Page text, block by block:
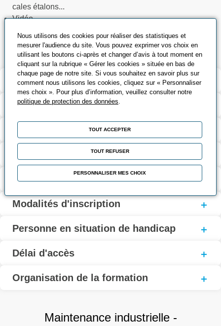
cales étalons...
Vidéo
technique
Validation et certification
Contenu de la formation
Modalités d’évaluation
Coût et financement
Modalités d'inscription
Personne en situation de handicap
Délai d'accès
Organisation de la formation
Maintenance industrielle -
Nous utilisons des cookies pour réaliser des statistiques et
mesurer l'audience du site. Vous pouvez exprimer vos choix en
utilisant les boutons ci-après et changer d’avis à tout moment en
cliquant sur la rubrique « Gérer les cookies » située en bas de
chaque page de notre site. Si vous souhaitez en savoir plus sur
comment nous utilisons les cookies, cliquez sur « Personnaliser
mes choix ». Pour plus d’information, veuillez consulter notre
politique de protection des données
TOUT ACCEPTER
TOUT REFUSER
PERSONNALISER MES CHOIX